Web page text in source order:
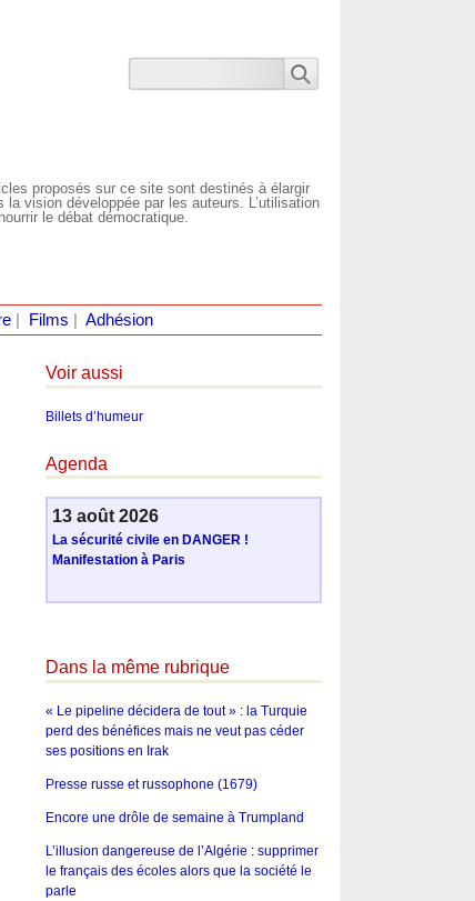
proposés sur ce site sont destinés à élargir
vision développée par les auteurs. L’utilisation
le débat démocratique.
| Films Adhésion
Voir aussi
Billets d’humeur
Agenda
13 août 2026
La sécurité civile en DANGER !
Manifestation à Paris
Dans la même rubrique
« Le pipeline décidera de tout » : la Turquie
perd des bénéfices mais ne veut pas céder
ses positions en Irak
Presse russe et russophone (1679)
Encore une drôle de semaine à Trumpland
L’illusion dangereuse de l’Algérie : supprimer
le français des écoles alors que la société le
parle